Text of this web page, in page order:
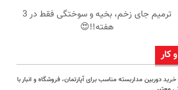
ترمیم جای زخم، بخیه و سوختگی فقط در 3
هفته!!😍
کار
دوربین مداربسته مناسب برای آپارتمان، فروشگاه و انبار با